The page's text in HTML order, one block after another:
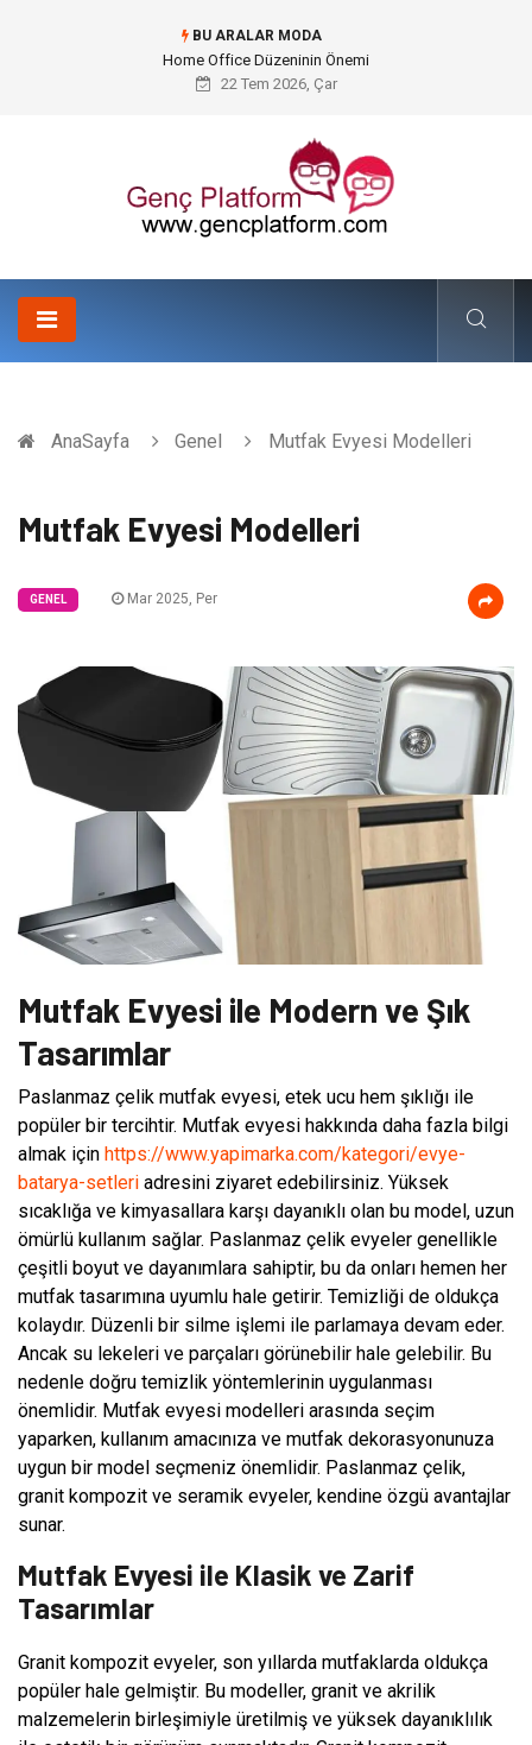
BU ARALAR MODA
Konteyner Nakliye Fiyatları ve Küresel Ticarette Bütçe Yönetimi
22 Tem 2026, Çar
AnaSayfa Genel Mutfak Evyesi Modelleri
Mutfak Evyesi Modelleri
GENEL Mar 2025, Per
Mutfak Evyesi ile Modern ve Şık
Tasarımlar
Paslanmaz çelik mutfak evyesi, etek ucu hem şıklığı ile
popüler bir tercihtir. Mutfak evyesi hakkında daha fazla bilgi
almak için https://www.yapimarka.com/kategori/evye-
batarya-setleri adresini ziyaret edebilirsiniz. Yüksek
sıcaklığa ve kimyasallara karşı dayanıklı olan bu model, uzun
ömürlü kullanım sağlar. Paslanmaz çelik evyeler genellikle
çeşitli boyut ve dayanımlara sahiptir, bu da onları hemen her
mutfak tasarımına uyumlu hale getirir. Temizliği de oldukça
kolaydır. Düzenli bir silme işlemi ile parlamaya devam eder.
Ancak su lekeleri ve parçaları görünebilir hale gelebilir. Bu
nedenle doğru temizlik yöntemlerinin uygulanması
önemlidir. Mutfak evyesi modelleri arasında seçim
yaparken, kullanım amacınıza ve mutfak dekorasyonunuza
uygun bir model seçmeniz önemlidir. Paslanmaz çelik,
granit kompozit ve seramik evyeler, kendine özgü avantajlar
sunar.
Mutfak Evyesi ile Klasik ve Zarif
Tasarımlar
Granit kompozit evyeler, son yıllarda mutfaklarda oldukça
popüler hale gelmiştir. Bu modeller, granit ve akrilik
malzemelerin birleşimiyle üretilmiş ve yüksek dayanıklılık